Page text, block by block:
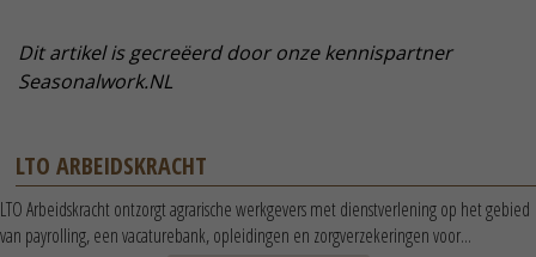
Dit artikel is gecreëerd door onze kennispartner
Seasonalwork.NL
LTO ARBEIDSKRACHT
LTO Arbeidskracht ontzorgt agrarische werkgevers met dienstverlening op het gebied
van payrolling, een vacaturebank, opleidingen en zorgverzekeringen voor...